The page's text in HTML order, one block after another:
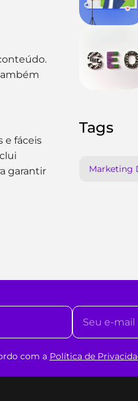
e fáceis
garantir
Tags
Marketing
com a Política de